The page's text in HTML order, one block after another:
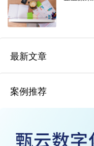
最新文章
案例推荐